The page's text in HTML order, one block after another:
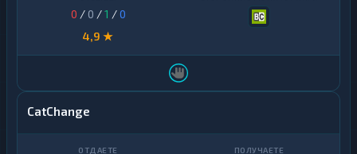
0 / 0 /1 /0
4,9 ★
CatChange